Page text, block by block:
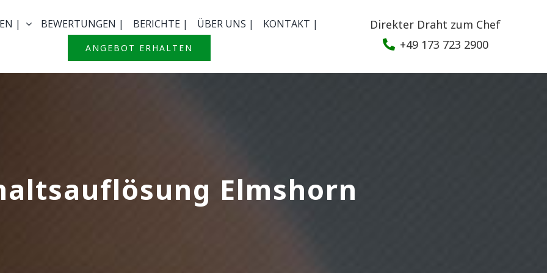
| BEWERTUNGEN | BERICHTE | ÜBER UNS | KONTAKT |
ANGEBOT ERHALTEN
Direkter Draht zum Chef
+49 173 723 2900
Elmshorn